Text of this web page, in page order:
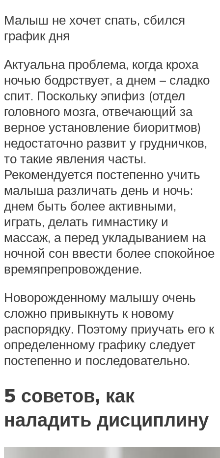
Малыш не хочет спать, сбился
график дня
Актуальна проблема, когда кроха
ночью бодрствует, а днем – сладко
спит. Поскольку эпифиз (отдел
головного мозга, отвечающий за
верное установление биоритмов)
недостаточно развит у грудничков,
то такие явления часты.
Рекомендуется постепенно учить
малыша различать день и ночь:
днем быть более активными,
играть, делать гимнастику и
массаж, а перед укладыванием на
ночной сон ввести более спокойное
времяпрепровождение.
Новорожденному малышу очень
сложно привыкнуть к новому
распорядку. Поэтому приучать его к
определенному графику следует
постепенно и последовательно.
5 советов, как
наладить дисциплину